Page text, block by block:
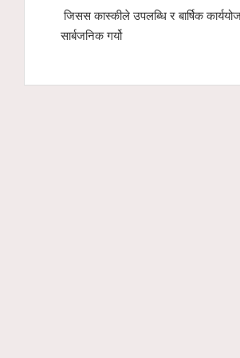
भूमिगत विद्युतीकरणअन्तर्गत ११ केभी लाइन ‘चार्ज’